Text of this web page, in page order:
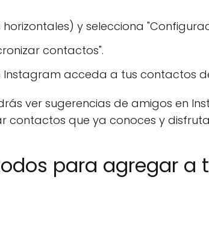
y selecciona
contactos".
acceda a tus contactos
ver sugerencias de amigos en
que ya conoces y
para agregar a